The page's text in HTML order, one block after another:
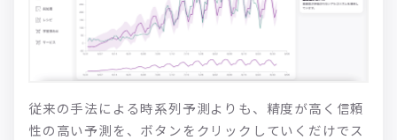
従来の手法による時系列予測よりも、精度が高く信頼
性の高い予測を、ボタンをクリックしていくだけでス